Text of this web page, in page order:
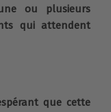
ou plusieurs
qui attendent
que cette